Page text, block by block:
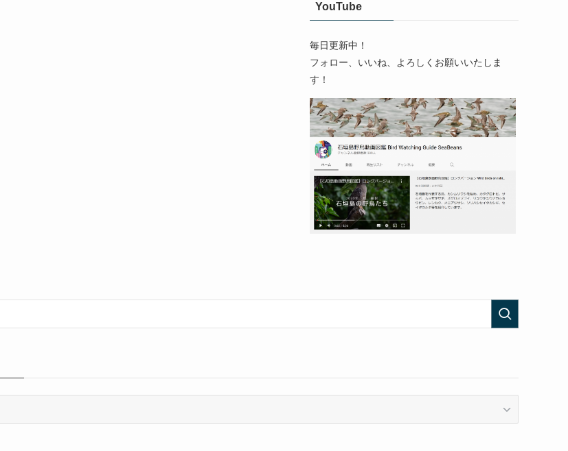
YouTube
毎日更新中！
フォロー、いいね、よろしくお願いいたしま
す！